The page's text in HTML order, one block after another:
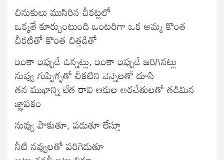
చినుకులు ముసిరిన చీకట్లలో
ఒక్కతే కూర్చుంటుంది ఒంటరిగా ఒక అమ్మ కొంత
చీకటితో కొంత చిత్తడితో
ఇంకా ఇప్పుడే ఉన్నట్లు, ఇంకా ఇప్పుడే జరిగినట్లు
నువ్వు గుప్పిళ్ళతో చీకటిని వెన్నెలతో దూసి
తన ముఖాన్ని లేత రావి ఆకుల అరచేతులతో తడిమిన
జ్ఞాపకం
నువ్వు పాకుతూ, పడుతూ లేస్తూ
నీటి నవ్వులతో పరిగెడుతూ